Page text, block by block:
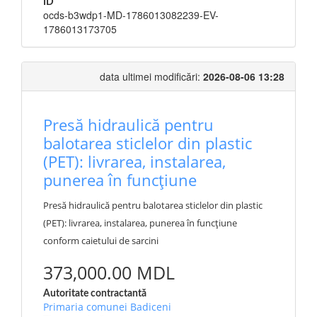
ID
ocds-b3wdp1-MD-1786013082239-EV-
1786013173705
data ultimei modificări: 2026-08-06 13:28
Presă hidraulică pentru
balotarea sticlelor din plastic
(PET): livrarea, instalarea,
punerea în funcțiune
Presă hidraulică pentru balotarea sticlelor din plastic
(PET): livrarea, instalarea, punerea în funcțiune
conform caietului de sarcini
373,000.00 MDL
Autoritate contractantă
Primaria comunei Badiceni